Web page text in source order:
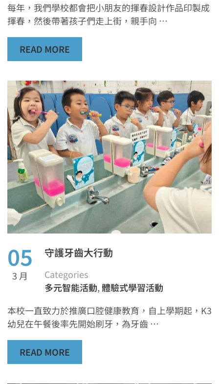
每年，我們學校都會把小朋友的揮春設計作品印製成
揮春，然後帶著孩子們走上街，親手向 …
READ MORE
05
3 月
守護牙齒大行動
Categories
多元智能活動,體驗式學習活動
本校一直致力於推廣口腔健康教育，自上學期起，K3
幼兒在午餐後率先開始刷牙，為牙齒 …
READ MORE